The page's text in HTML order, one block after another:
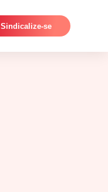
Sindicalize-se
Pesquisar